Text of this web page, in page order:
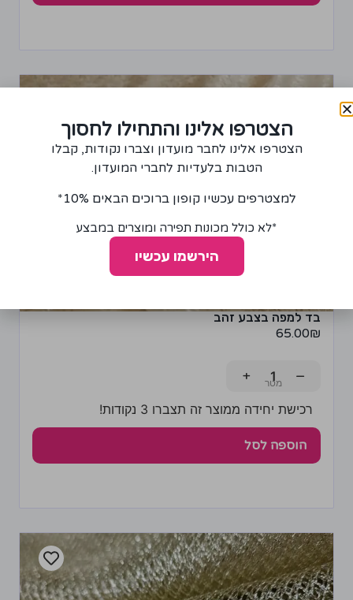
בד למפה בצבע זהב
65.00₪
−
+
רכישת יחידה ממוצר זה תצברו 3 נקודות!
הוספה לסל
הצטרפו אלינו והתחילו לחסוך
הצטרפו אלינו לחבר מועדון וצברו נקודות, קבלו
הטבות בלעדיות לחברי המועדון.
למצטרפים עכשיו קופון ברוכים הבאים 10%*
*לא כולל מכונות תפירה ומוצרים במבצע
הירשמו עכשיו